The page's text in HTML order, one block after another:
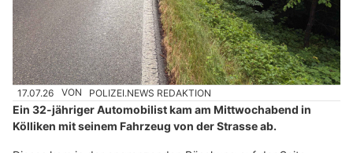
17.07.26 VON POLIZEI.NEWS REDAKTION
Ein 32-jähriger Automobilist kam am Mittwochabend in
Kölliken mit seinem Fahrzeug von der Strasse ab.